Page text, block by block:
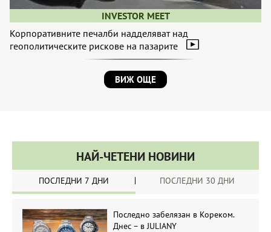
INVESTOR MEET
Корпоративните печалби надделяват над
геополитическите рискове на пазарите
ВИЖ ОЩЕ
НАЙ-ЧЕТЕНИ НОВИНИ
ПОСЛЕДНИ 7 ДНИ ПОСЛЕДНИ 30 ДНИ
Последно забелязан в Кореком.
Днес – в JULIANY